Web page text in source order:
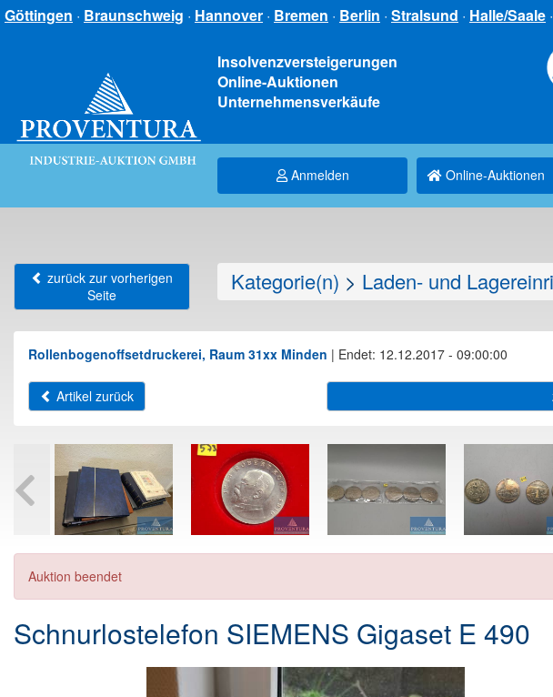
Göttingen · Braunschweig · Hannover · Bremen · Berlin · Stralsund · Halle/Saale ·
Insolvenzversteigerungen
Online-Auktionen
Unternehmensverkäufe
Anmelden Online-Auktionen
zurück zur vorherigen
Seite
Kategorie(n) > Laden- und
Rollenbogenoffsetdruckerei, Raum 31xx Minden | Endet: 12.12.2017 - 09:00:00
Artikel zurück
Auktion beendet
Schnurlostelefon SIEMENS Gigaset E 490